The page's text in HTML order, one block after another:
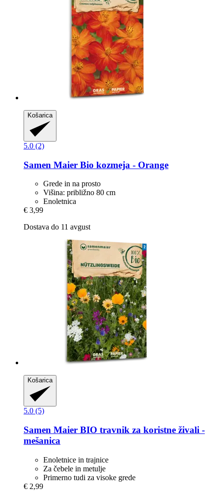
Košarica
5.0 (2)
Samen Maier Bio kozmeja -​ Orange
Grede in na prosto
Višina: približno 80 cm
Enoletnica
€ 3,99
Dostava do 11 avgust
Košarica
5.0 (5)
Samen Maier BIO travnik za koristne živali -​
mešanica
Enoletnice in trajnice
Za čebele in metulje
Primerno tudi za visoke grede
€ 2,99